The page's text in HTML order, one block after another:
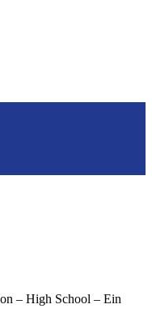
– High School – Ein